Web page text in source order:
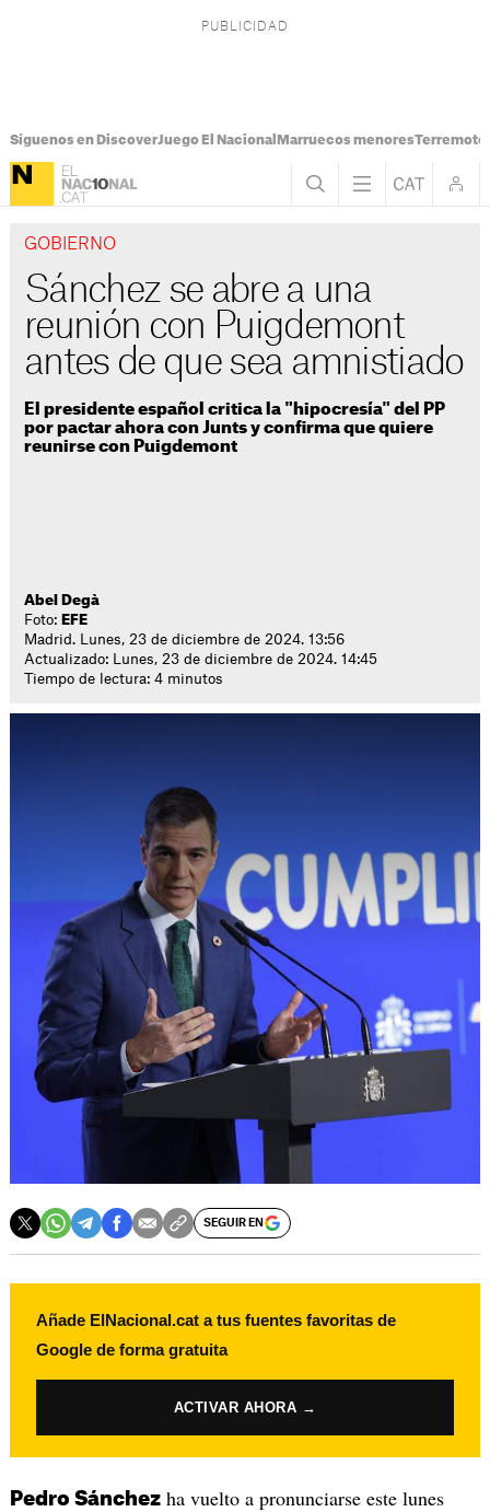
Síguenos en DiscoverJuego El Nacional Marruecos menoresTerremoto
GOBIERNO
Sánchez se abre a una
reunión con Puigdemont
antes de que sea amnistiado
El presidente español critica la "hipocresía" del PP
por pactar ahora con Junts y confirma que quiere
reunirse con Puigdemont
Abel Degà
Foto: EFE
Madrid. Lunes, 23 de diciembre de 2024. 13:56
Actualizado: Lunes, 23 de diciembre de 2024. 14:45
Tiempo de lectura: 4 minutos
SEGUIR EN
Añade ElNacional.cat a tus fuentes favoritas de
Google de forma gratuita
ACTIVAR AHORA →
Pedro Sánchezha vuelto a pronunciarse este lunes